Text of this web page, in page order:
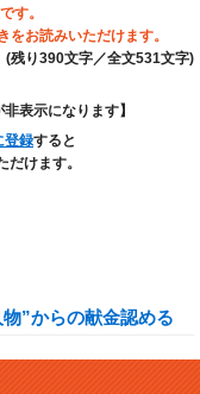
す。
をお読みいただけます。
(残り390文字／全文531文字)
表示になります】
登録すると
けます。
”からの献金認める